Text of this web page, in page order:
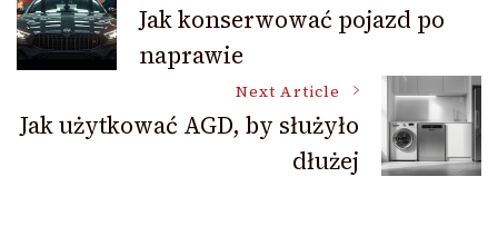
Navigation
Jak konserwować pojazd po
naprawie
Next Article
Jak użytkować AGD, by służyło
dłużej